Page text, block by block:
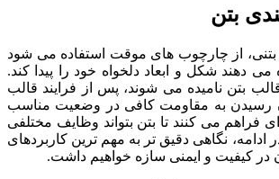
بتن
از چارچوب های موقت استفاده می شود
می دهند شکل و ابعاد دلخواه خود را پیدا کند.
بتن نامیده می شوند، پس از فرایند قالب
رسیدن به مقاومت کافی در وضعیت مناسب
فراهم می کنند تا بتن بتواند وظایف مختلفی
ادامه، نگاهی دقیق تر به مهم ترین کاربردهای
در کیفیت و ایمنی سازه خواهیم داشت.